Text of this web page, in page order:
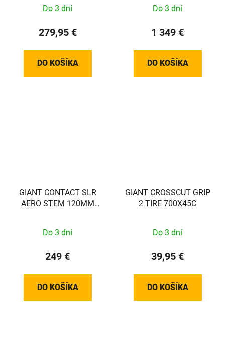
Do 3 dní
279,95 €
DO KOŠÍKA
Do 3 dní
1 349 €
DO KOŠÍKA
GIANT CONTACT SLR
AERO STEM 120MM
Do 3 dní
249 €
DO KOŠÍKA
GIANT CROSSCUT GRIP
2 TIRE 700X45C
Do 3 dní
39,95 €
DO KOŠÍKA